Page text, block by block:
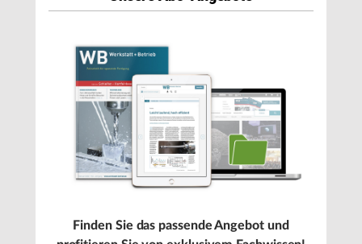
Finden Sie das passende Angebot und